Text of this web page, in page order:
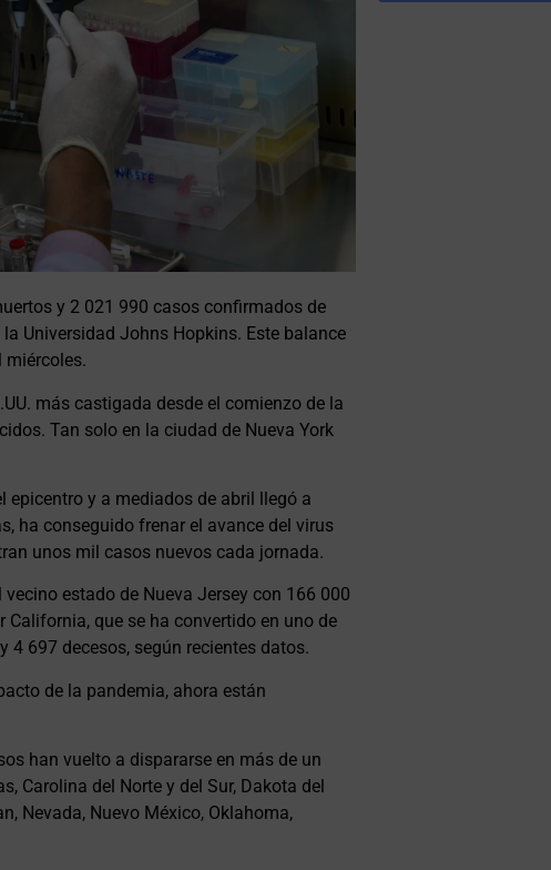
y 2 021 990 casos confirmados de
Universidad Johns Hopkins. Este balance
miércoles.
más castigada desde el comienzo de la
Tan solo en la ciudad de Nueva York
epicentro y a mediados de abril llegó a
ha conseguido frenar el avance del virus
unos mil casos nuevos cada jornada.
estado de Nueva Jersey con 166 000
que se ha convertido en uno de
697 decesos, según recientes datos.
de la pandemia, ahora están
han vuelto a dispararse en más de un
Carolina del Norte y del Sur, Dakota del
Nevada, Nuevo México, Oklahoma,